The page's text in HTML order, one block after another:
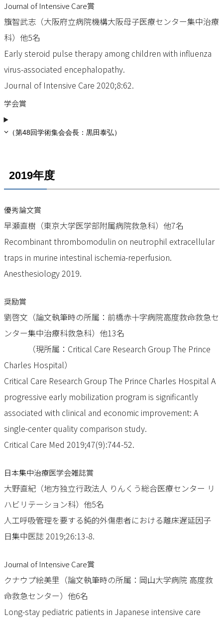
Journal of Intensive Care賞
籏智武志（大阪府立病院機構大阪母子医療センター集中治療
科）他5名
Early steroid pulse therapy among children with influenza
virus-associated encephalopathy.
Journal of Intensive Care 2020;8:62.
学会賞
（第48回学術集会会長：黒田泰弘）
2019年度
優秀論文賞
早瀬直樹（東京大学医学部附属病院救急科）他7名
Recombinant thrombomodulin on neutrophil extracellular
traps in murine intestinal ischemia-reperfusion.
Anesthesiology 2019.
奨励賞
劉啓文（論文執筆時の所属：前橋赤十字病院高度救命救急セ
ンター集中治療科救急科）他13名
（現所属：Critical Care Research Group The Prince
Charles Hospital）
Critical Care Research Group The Prince Charles Hospital A
progressive early mobilization program is significantly
associated with clinical and economic improvement: A
single-center quality comparison study.
Critical Care Med 2019;47(9):744-52.
日本集中治療医学会雑誌賞
大野直紀（地方独立行政法人 りんくう総合医療センター リ
ハビリテーション科）他5名
人工呼吸管理を要する鈍的外傷患者における離床遅延因子
日集中医誌 2019;26:13-8.
Journal of Intensive Care賞
クナウプ絵美里（論文執筆時の所属：岡山大学病院 高度救
命救急センター）他6名
Long-stay pediatric patients in Japanese intensive care